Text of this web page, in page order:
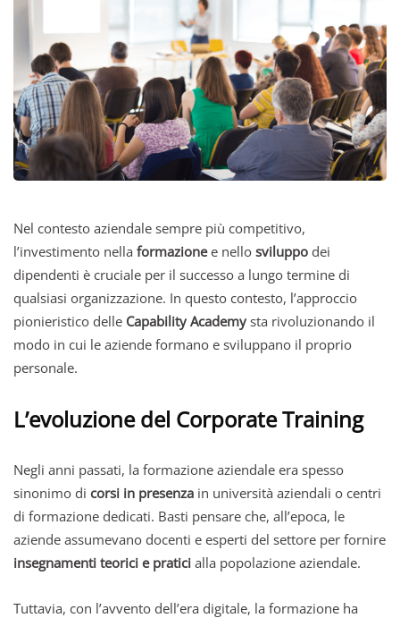
Nel contesto aziendale sempre più competitivo,
l’investimento nella formazionee nello sviluppo dei
dipendenti è cruciale per il successo a lungo termine di
qualsiasi organizzazione. In questo contesto, l’approccio
pionieristico delle Capability Academy sta rivoluzionando il
modo in cui le aziende formano e sviluppano il proprio
personale.
L’evoluzione del Corporate Training
Negli anni passati, la formazione aziendale era spesso
sinonimo di corsi in presenza in università aziendali o centri
di formazione dedicati. Basti pensare che, all’epoca, le
aziende assumevano docenti e esperti del settore per fornire
insegnamenti teorici e pratici alla popolazione aziendale.
Tuttavia, con l’avvento dell’era digitale, la formazione ha